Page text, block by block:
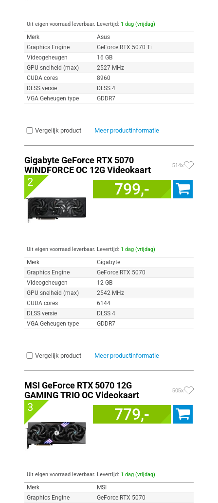
Uit eigen voorraad leverbaar. Levertijd: 1 dag (vrijdag)
Merk
Asus
Graphics Engine
GeForce RTX 5070 Ti
Videogeheugen
16 GB
GPU snelheid (max)
2527 MHz
CUDA cores
8960
DLSS versie
DLSS 4
VGA Geheugen type
GDDR7
Vergelijk product Meer productinformatie
Gigabyte GeForce RTX 5070
WINDFORCE OC 12G Videokaart
514x
2 799,-
Uit eigen voorraad leverbaar. Levertijd: 1 dag (vrijdag)
Merk
Gigabyte
Graphics Engine
GeForce RTX 5070
Videogeheugen
12 GB
GPU snelheid (max)
2542 MHz
CUDA cores
6144
DLSS versie
DLSS 4
VGA Geheugen type
GDDR7
Vergelijk product Meer productinformatie
MSI GeForce RTX 5070 12G
GAMING TRIO OC Videokaart
505x
3 779,-
Uit eigen voorraad leverbaar. Levertijd: 1 dag (vrijdag)
Merk
MSI
Graphics Engine
GeForce RTX 5070